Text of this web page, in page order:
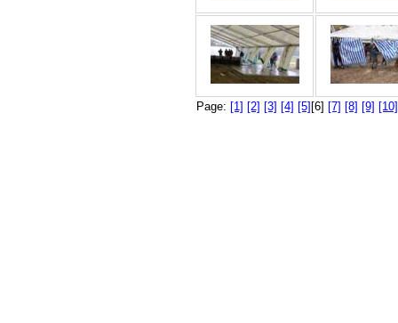
Page: [1] [2] [3] [4] [5] [6] [7] [8] [9] [10]